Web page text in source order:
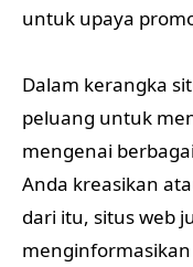
untuk upaya
Dalam kerangka
peluang untuk
mengenai
Anda kreasikan
dari itu, situs web